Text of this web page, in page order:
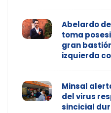
Abelardo
toma
gran
izquierda
Minsal
del virus
sincicial